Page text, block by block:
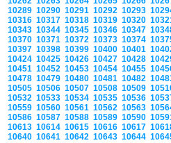
10289 10290 10291 10292 10293
10316 10317 10318 10319 10320
10343 10344 10345 10346 10347
10370 10371 10372 10373 10374
10397 10398 10399 10400 10401
10424 10425 10426 10427 10428
10451 10452 10453 10454 10455
10478 10479 10480 10481 10482
10505 10506 10507 10508 10509
10532 10533 10534 10535 10536
10559 10560 10561 10562 10563
10586 10587 10588 10589 10590
10613 10614 10615 10616 10617
10640 10641 10642 10643 10644